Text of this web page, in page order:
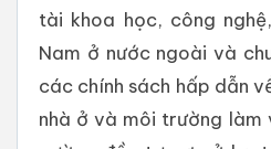
tài khoa học, công
Nam ở nước ngoài và
các chính sách hấp dẫn
nhà ở và môi trường